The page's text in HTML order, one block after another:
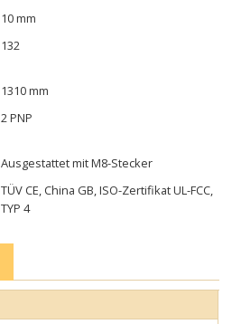
10 mm
132
1310 mm
2 PNP
Ausgestattet mit M8-Stecker
TÜV CE, China GB, ISO-Zertifikat UL-FCC,
TYP 4